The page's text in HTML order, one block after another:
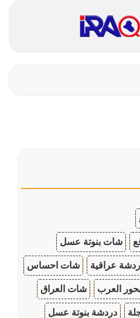
شات بنوتة عسل
عراقية شات احساس
العرب شات العراق
دردشة بنوتة عسل